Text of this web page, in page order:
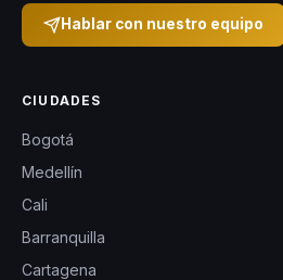
Hablar con nuestro equipo
CIUDADES
Bogotá
Medellín
Cali
Barranquilla
Cartagena